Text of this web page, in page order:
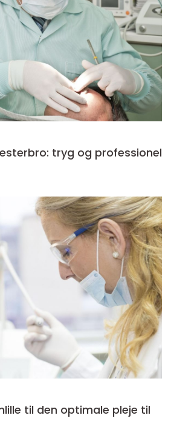
tryg og professionel
til den optimale pleje til